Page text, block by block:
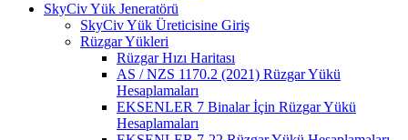
SkyCiv Yük Jeneratörü
SkyCiv Yük Üreticisine Giriş
Rüzgar Yükleri
Rüzgar Hızı Haritası
AS / NZS 1170.2 (2021) Rüzgar Yükü
Hesaplamaları
EKSENLER 7 Binalar İçin Rüzgar Yükü
Hesaplamaları